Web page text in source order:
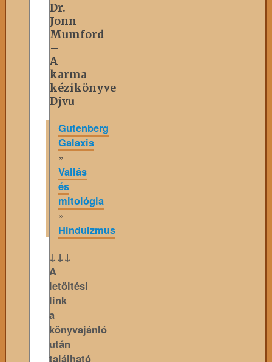
Dr.
Jonn
Mumford
–
A
karma
kézikönyve
Djvu
Gutenberg
Galaxis
»
Vallás
és
mitológia
»
Hinduizmus
↓↓↓
A
letöltési
link
a
könyvajánló
után
található